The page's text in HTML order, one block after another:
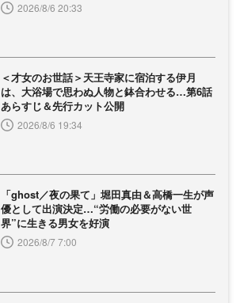
2026/8/6 20:33
＜才女のお世話＞天王寺家に宿泊する伊月
は、大浴場で思わぬ人物と鉢合わせる…第6話
あらすじ＆先行カット公開
2026/8/6 19:34
「ghost／夜の果て」堀田真由＆高橋一生が声
優として出演決定…“労働の必要がない世
界”に生きる男女を好演
2026/8/7 7:00